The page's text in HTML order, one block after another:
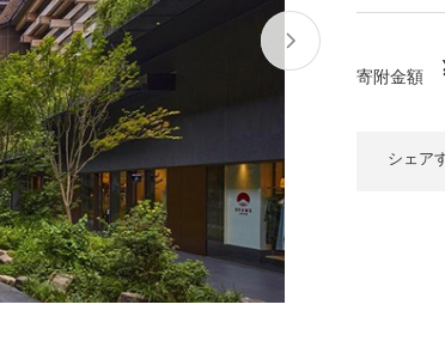
ファッション
愛知県
大府市 名古屋市
岐阜県 関市
三重県 多気町 南伊勢町
石川県 津幡町
福井県 越前町
高
福
寄附金額
シェア